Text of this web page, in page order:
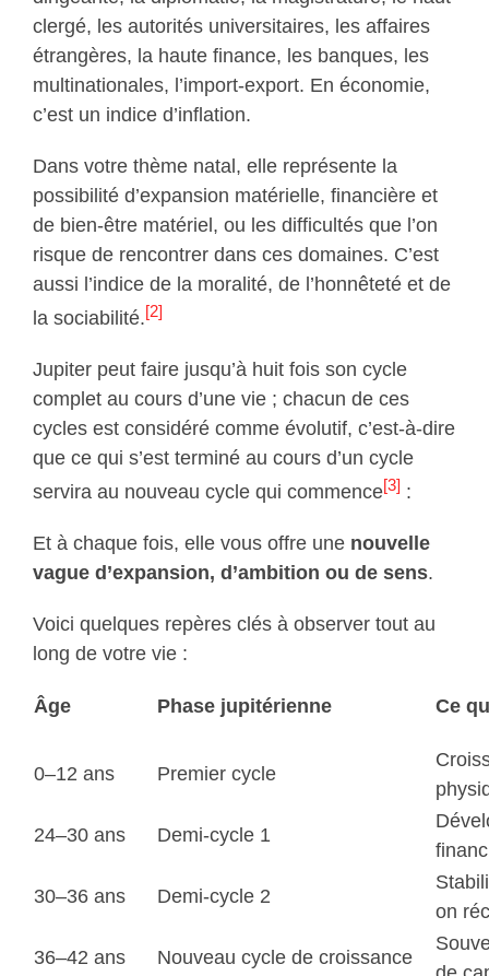
clergé, les autorités universitaires, les affaires
étrangères, la haute finance, les banques, les
multinationales, l’import-export. En économie,
c’est un indice d’inflation.
Dans votre thème natal, elle représente la
possibilité d’expansion matérielle, financière et
de bien-être matériel, ou les difficultés que l’on
risque de rencontrer dans ces domaines. C’est
aussi l’indice de la moralité, de l’honnêteté et de
la sociabilité.[2]
Jupiter peut faire jusqu’à huit fois son cycle
complet au cours d’une vie ; chacun de ces
cycles est considéré comme évolutif, c’est-à-dire
que ce qui s’est terminé au cours d’un cycle
servira au nouveau cycle qui commence[3] :
Et à chaque fois, elle vous offre une nouvelle
vague d’expansion, d’ambition ou de sens.
Voici quelques repères clés à observer tout au
long de votre vie :
Âge Phase jupitérienne Ce
0–12 ans Premier cycle
24–30 ans Demi-cycle 1
30–36 ans Demi-cycle 2
on
36–42 ans Nouveau cycle de croissance